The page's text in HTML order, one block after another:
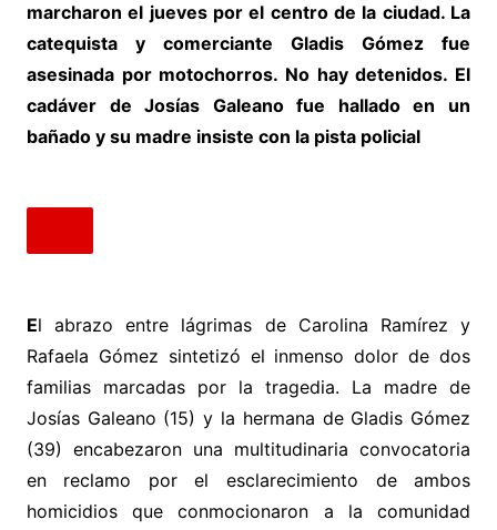
marcharon el jueves por el centro de la ciudad. La
catequista y comerciante Gladis Gómez fue
asesinada por motochorros. No hay detenidos. El
cadáver de Josías Galeano fue hallado en un
bañado y su madre insiste con la pista policial
El abrazo entre lágrimas de Carolina Ramírez y
Rafaela Gómez sintetizó el inmenso dolor de dos
familias marcadas por la tragedia. La madre de
Josías Galeano (15) y la hermana de Gladis Gómez
(39) encabezaron una multitudinaria convocatoria
en reclamo por el esclarecimiento de ambos
homicidios que conmocionaron a la comunidad